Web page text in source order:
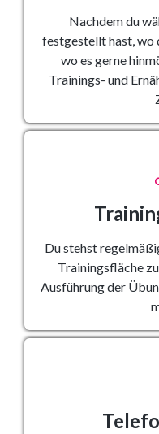
Nachdem du
festgestellt hast, wo
wo es gerne
Trainings- und
Du stehst
Trainingsfläche
Ausführung der